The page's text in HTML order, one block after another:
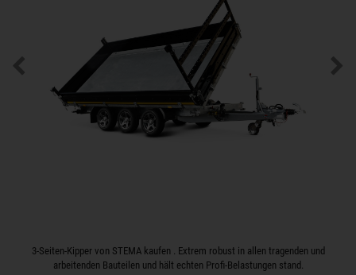
3-Seiten-Kipper von STEMA kaufen . Extrem robust in allen tragenden und
arbeitenden Bauteilen und hält echten Profi-Belastungen stand.